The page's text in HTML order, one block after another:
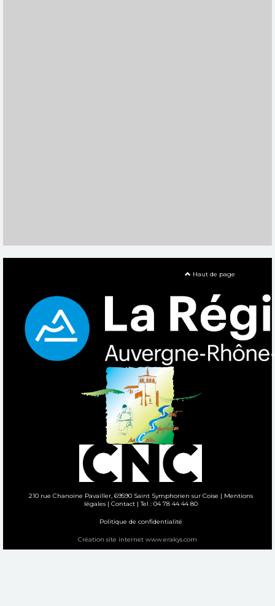
Haut de page
210 rue Chanoine Pavailler, 69590 Saint Symphorien sur Coise | Mentions
légales| Contact| Tel : 04 78 44 44 80
Politique de confidentialité
Création site internet www.erakys.com